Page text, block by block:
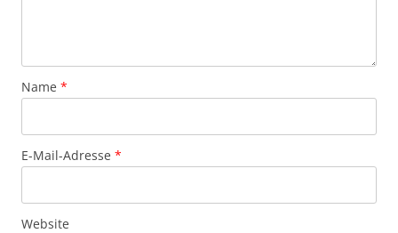
Name *
E-Mail-Adresse *
Website